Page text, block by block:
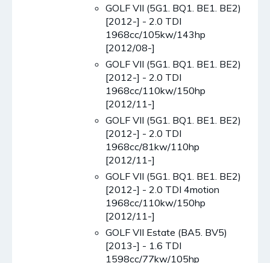
GOLF VII (5G1. BQ1. BE1. BE2)
[2012-] - 2.0 TDI
1968cc/105kw/143hp
[2012/08-]
GOLF VII (5G1. BQ1. BE1. BE2)
[2012-] - 2.0 TDI
1968cc/110kw/150hp
[2012/11-]
GOLF VII (5G1. BQ1. BE1. BE2)
[2012-] - 2.0 TDI
1968cc/81kw/110hp
[2012/11-]
GOLF VII (5G1. BQ1. BE1. BE2)
[2012-] - 2.0 TDI 4motion
1968cc/110kw/150hp
[2012/11-]
GOLF VII Estate (BA5. BV5)
[2013-] - 1.6 TDI
1598cc/77kw/105hp